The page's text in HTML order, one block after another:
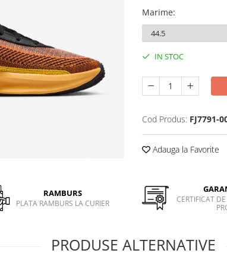
Marime:
IN STOC
Cod Produs: FJ7791-
Adauga la Favorite
RAMBURS
PLATA RAMBURS LA CURIER
CERTIFICAT
PRODUSE ALTERNATIVE